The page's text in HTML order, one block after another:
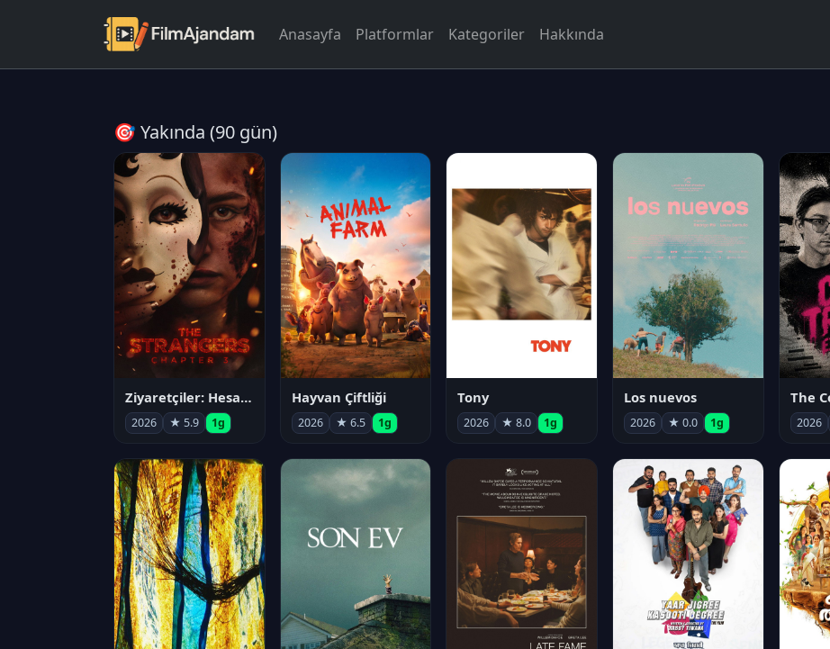
Anasayfa Platformlar Kategoriler Hakkında
🎯 Yakında (90 gün)
Ziyaretçiler: Hesaplaşma
2026 ★ 5.9 1g
Hayvan Çiftliği
2026 ★ 6.5 1g
Tony
2026 ★ 8.0 1g
Los nuevos
2026 ★ 0.0 1g 2026